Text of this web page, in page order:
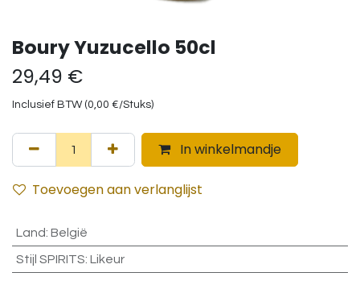
Boury Yuzucello 50cl
29,49 €
Inclusief BTW (0,00 €/Stuks)
In winkelmandje
Toevoegen aan verlanglijst
Land: België
Stijl SPIRITS: Likeur